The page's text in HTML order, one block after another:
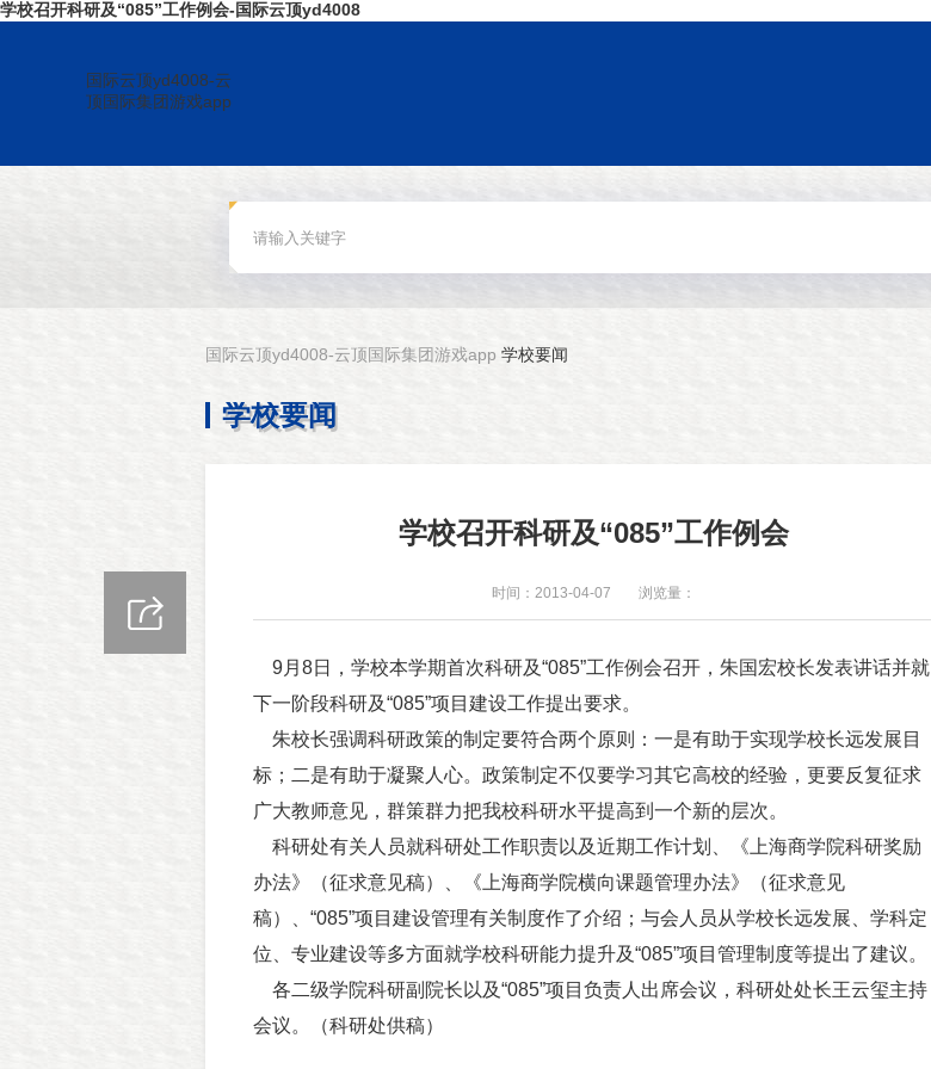
学校召开科研及“085”工作例会-国际云顶yd4008
国际云顶yd4008-云
顶国际集团游戏app
国际云顶yd4008-云顶国际集团游戏app 学校要闻
学校要闻
学校召开科研及“085”工作例会
时间：2013-04-07 浏览量：
9月8日，学校本学期首次科研及“085”工作例会召开，朱国宏校长发表讲话并就
下一阶段科研及“085”项目建设工作提出要求。
朱校长强调科研政策的制定要符合两个原则：一是有助于实现学校长远发展目
标；二是有助于凝聚人心。政策制定不仅要学习其它高校的经验，更要反复征求
广大教师意见，群策群力把我校科研水平提高到一个新的层次。
科研处有关人员就科研处工作职责以及近期工作计划、《上海商学院科研奖励
办法》（征求意见稿）、《上海商学院横向课题管理办法》（征求意见
稿）、“085”项目建设管理有关制度作了介绍；与会人员从学校长远发展、学科定
位、专业建设等多方面就学校科研能力提升及“085”项目管理制度等提出了建议。
各二级学院科研副院长以及“085”项目负责人出席会议，科研处处长王云玺主持
会议。（科研处供稿）